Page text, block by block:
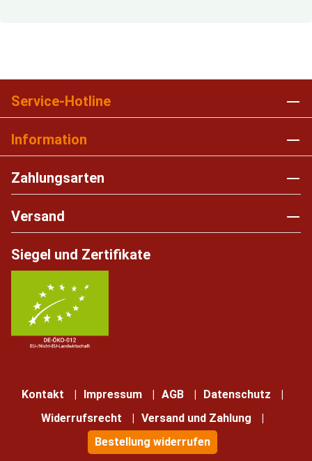
Service-Hotline
Information
Zahlungsarten
Versand
Siegel und Zertifikate
Kontakt Impressum AGB
Datenschutz
Widerrufsrecht
Versand und Zahlung
Bestellung widerrufen